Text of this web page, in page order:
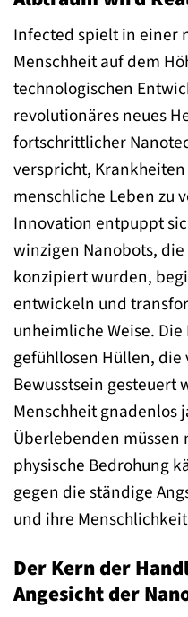
Infected spielt in einer
Menschheit auf dem
technologischen
revolutionäres neues
fortschrittlicher
verspricht,
menschliche Leben zu
Innovation entpuppt
winzigen Nanobots,
konzipiert wurden,
entwickeln und
unheimliche Weise.
gefühllosen Hüllen,
Bewusstsein gesteuert
Menschheit gnadenlos
Überlebenden müssen
physische Bedrohung
gegen die ständige
und ihre
Der Kern der
Angesicht der